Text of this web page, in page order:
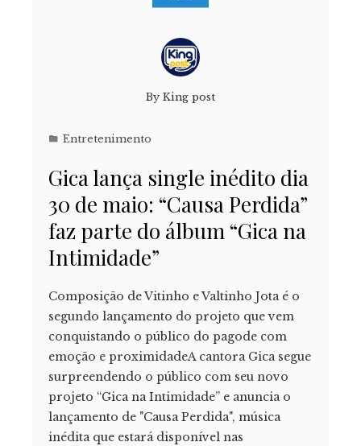
By King post
Entretenimento
Gica lança single inédito dia
30 de maio: “Causa Perdida”
faz parte do álbum “Gica na
Intimidade”
Composição de Vitinho e Valtinho Jota é o
segundo lançamento do projeto que vem
conquistando o público do pagode com
emoção e proximidadeA cantora Gica segue
surpreendendo o público com seu novo
projeto “Gica na Intimidade” e anuncia o
lançamento de "Causa Perdida", música
inédita que estará disponível nas